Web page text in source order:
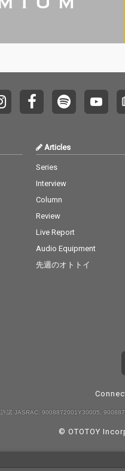
Articles
Series
Interview
Column
Review
Live Report
Audio Equipment
先週のオトトイ
許諾 JASRAC: 9008872001Y30005,
© OTOTOY